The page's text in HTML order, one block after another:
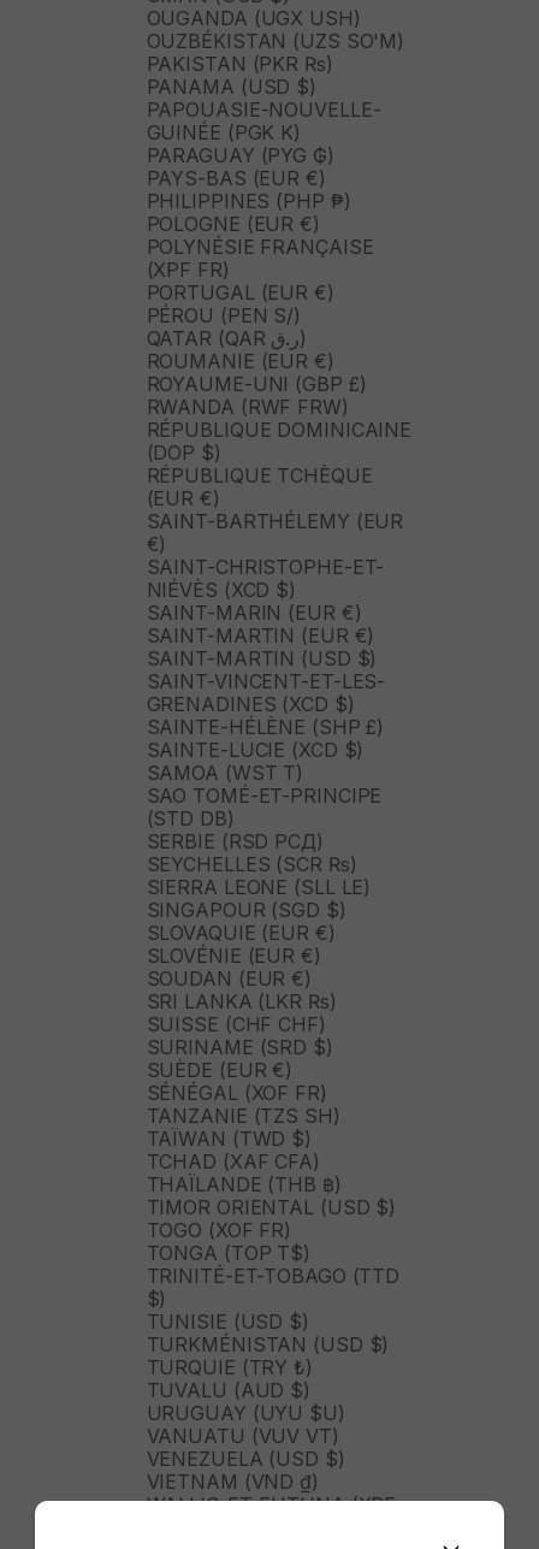
OUGANDA (UGX USH)
OUZBÉKISTAN (UZS SO'M)
PAKISTAN (PKR ₨)
PANAMA (USD $)
PAPOUASIE-NOUVELLE-
GUINÉE (PGK K)
PARAGUAY (PYG ₲)
PAYS-BAS (EUR €)
PHILIPPINES (PHP ₱)
POLOGNE (EUR €)
POLYNÉSIE FRANÇAISE
(XPF FR)
PORTUGAL (EUR €)
PÉROU (PEN S/)
QATAR (QAR ر.ق)
ROUMANIE (EUR €)
ROYAUME-UNI (GBP £)
RWANDA (RWF FRW)
RÉPUBLIQUE DOMINICAINE
(DOP $)
RÉPUBLIQUE TCHÈQUE
(EUR €)
SAINT-BARTHÉLEMY (EUR
€)
SAINT-CHRISTOPHE-ET-
NIÉVÈS (XCD $)
SAINT-MARIN (EUR €)
SAINT-MARTIN (EUR €)
SAINT-MARTIN (USD $)
SAINT-VINCENT-ET-LES-
GRENADINES (XCD $)
SAINTE-HÉLÈNE (SHP £)
SAINTE-LUCIE (XCD $)
SAMOA (WST T)
SAO TOMÉ-ET-PRINCIPE
(STD DB)
SERBIE (RSD РСД)
SEYCHELLES (SCR ₨)
SIERRA LEONE (SLL LE)
SINGAPOUR (SGD $)
SLOVAQUIE (EUR €)
SLOVÉNIE (EUR €)
SOUDAN (EUR €)
SRI LANKA (LKR ₨)
SUISSE (CHF CHF)
SURINAME (SRD $)
SUÈDE (EUR €)
SÉNÉGAL (XOF FR)
TANZANIE (TZS SH)
TAÏWAN (TWD $)
TCHAD (XAF CFA)
THAÏLANDE (THB ฿)
TIMOR ORIENTAL (USD $)
TOGO (XOF FR)
TONGA (TOP T$)
TRINITÉ-ET-TOBAGO (TTD
$)
TUNISIE (USD $)
TURKMÉNISTAN (USD $)
TURQUIE (TRY ₺)
TUVALU (AUD $)
URUGUAY (UYU $U)
VANUATU (VUV VT)
VENEZUELA (USD $)
VIETNAM (VND ₫)
WALLIS-ET-FUTUNA (XPF